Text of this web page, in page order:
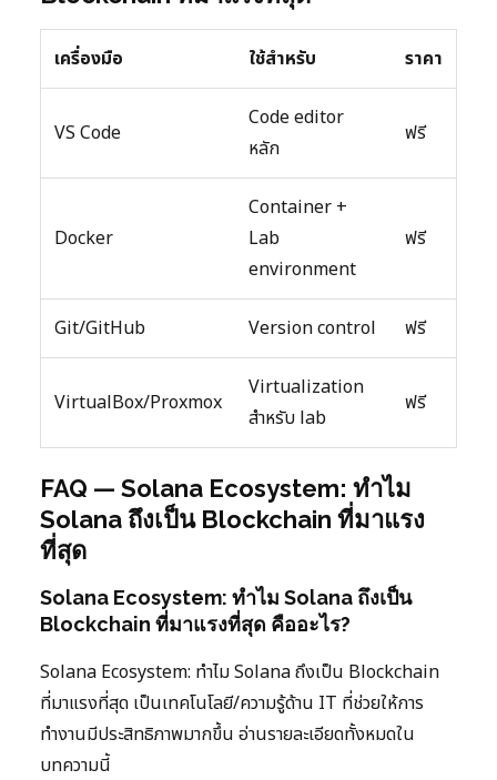
เครื่องมือ ใช้สำหรับ ราคา
VS Code
Code editor
หลัก
ฟรี
Docker
Container +
Lab
environment
ฟรี
Git/GitHub Version control ฟรี
VirtualBox/Proxmox
Virtualization
สำหรับ lab
ฟรี
FAQ — Solana Ecosystem: ทำไม
Solana ถึงเป็น Blockchain ที่มาแรง
ที่สุด
Solana Ecosystem: ทำไม Solana ถึงเป็น
Blockchain ที่มาแรงที่สุด คืออะไร?
Solana Ecosystem: ทำไม Solana ถึงเป็น Blockchain
ที่มาแรงที่สุด เป็นเทคโนโลยี/ความรู้ด้าน IT ที่ช่วยให้การ
ทำงานมีประสิทธิภาพมากขึ้น อ่านรายละเอียดทั้งหมดใน
บทความนี้